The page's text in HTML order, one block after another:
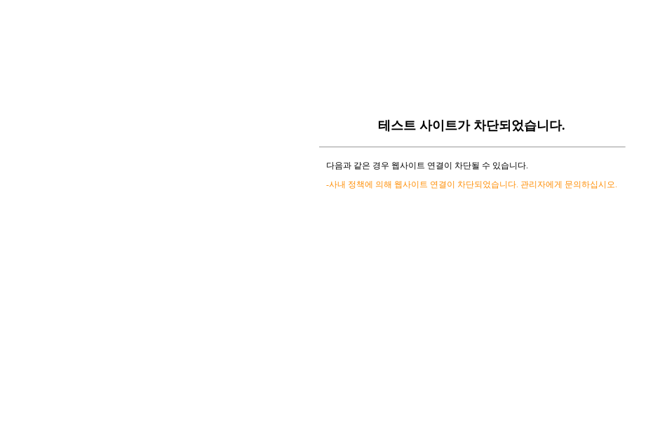
테스트 사이트가 차단되었습니다.
다음과 같은 경우 웹사이트 연결이 차단될 수 있습니다.
-사내 정책에 의해 웹사이트 연결이 차단되었습니다. 관리자에게 문의하십시오.